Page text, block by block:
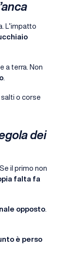
L’impatto
a terra. Non
salti o corse
dei
il primo non
falta fa
opposto
è perso